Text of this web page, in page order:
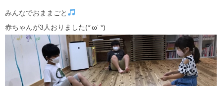
みんなでおままごと
赤ちゃんが3人おりました(*‘ω‘ *)